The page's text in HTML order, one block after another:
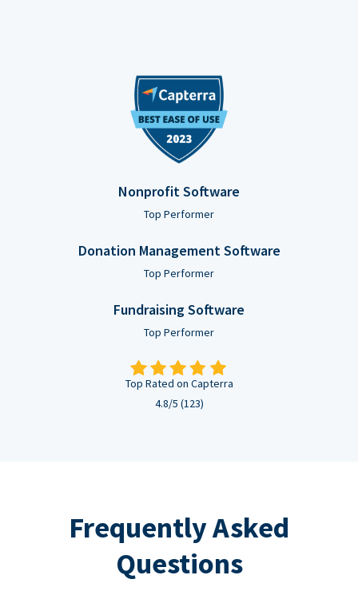
Nonprofit Software
Top Performer
Donation Management Software
Top Performer
Fundraising Software
Top Performer
Top Rated on Capterra
4.8/5 (123)
Frequently Asked
Questions